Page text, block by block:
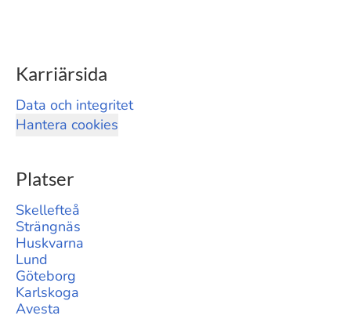
Karriärsida
Data och integritet
Hantera cookies
Platser
Skellefteå
Strängnäs
Huskvarna
Lund
Göteborg
Karlskoga
Avesta